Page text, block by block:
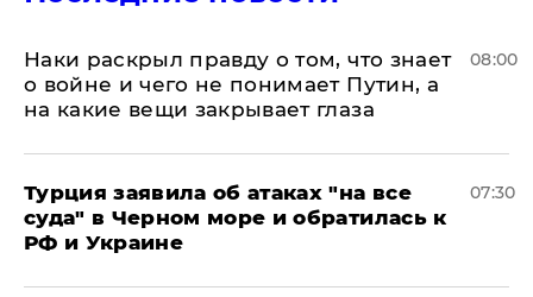
Наки раскрыл правду о том, что знает
о войне и чего не понимает Путин, а
на какие вещи закрывает глаза
08:00
Турция заявила об атаках "на все
суда" в Черном море и обратилась к
РФ и Украине
07:30